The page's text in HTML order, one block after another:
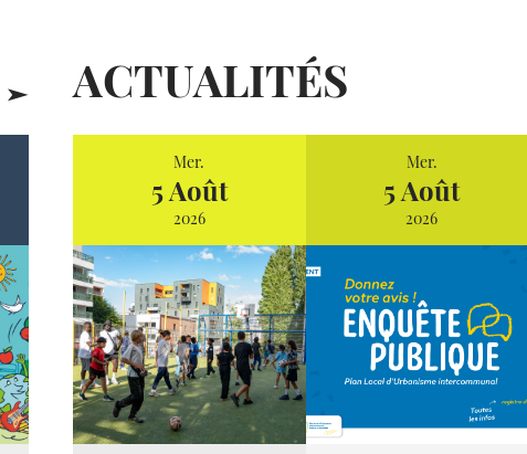
ACTUALITÉS
Mer.
5 Août
2026
Mer.
5 Août
2026